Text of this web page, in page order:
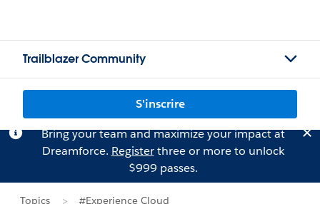
Trailblazer Community
S'inscrire
Bring your team and maximize your impact at
Dreamforce. Registerthree or more to unlock
$999 passes.
Topics
#Experience Cloud